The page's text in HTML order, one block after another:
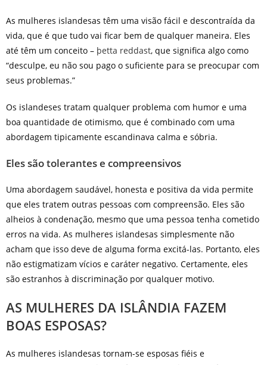
As mulheres islandesas têm uma visão fácil e descontraída da
vida, que é que tudo vai ficar bem de qualquer maneira. Eles
até têm um conceito – þetta reddast, que significa algo como
“desculpe, eu não sou pago o suficiente para se preocupar com
seus problemas.”
Os islandeses tratam qualquer problema com humor e uma
boa quantidade de otimismo, que é combinado com uma
abordagem tipicamente escandinava calma e sóbria.
Eles são tolerantes e compreensivos
Uma abordagem saudável, honesta e positiva da vida permite
que eles tratem outras pessoas com compreensão. Eles são
alheios à condenação, mesmo que uma pessoa tenha cometido
erros na vida. As mulheres islandesas simplesmente não
acham que isso deve de alguma forma excitá-las. Portanto, eles
não estigmatizam vícios e caráter negativo. Certamente, eles
são estranhos à discriminação por qualquer motivo.
AS MULHERES DA ISLÂNDIA FAZEM
BOAS ESPOSAS?
As mulheres islandesas tornam-se esposas fiéis e